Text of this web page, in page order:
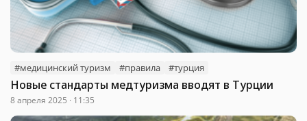
#медицинский туризм #правила #турция
Новые стандарты медтуризма вводят в Турции
8 апреля 2025 · 11:35